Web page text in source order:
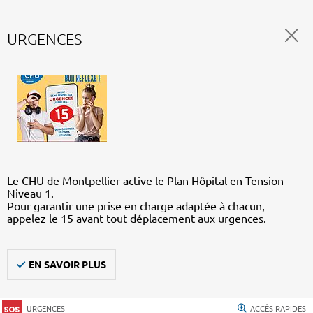
URGENCES
Le CHU de Montpellier active le Plan Hôpital en Tension –
Niveau 1.
Pour garantir une prise en charge adaptée à chacun,
appelez le 15 avant tout déplacement aux urgences.
EN SAVOIR PLUS
URGENCES ACCÈS RAPIDES